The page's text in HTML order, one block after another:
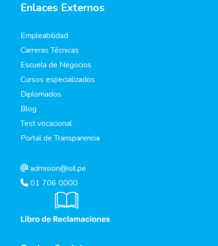
Enlaces Externos
Empleabilidad
Carreras Técnicas
Escuela de Negocios
Cursos especializados
Diplomados
Blog
Test vocacional
Portal de Transparencia
admision@isil.pe
01 706 0000